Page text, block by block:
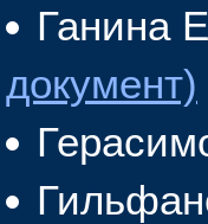
Ганина
документ)